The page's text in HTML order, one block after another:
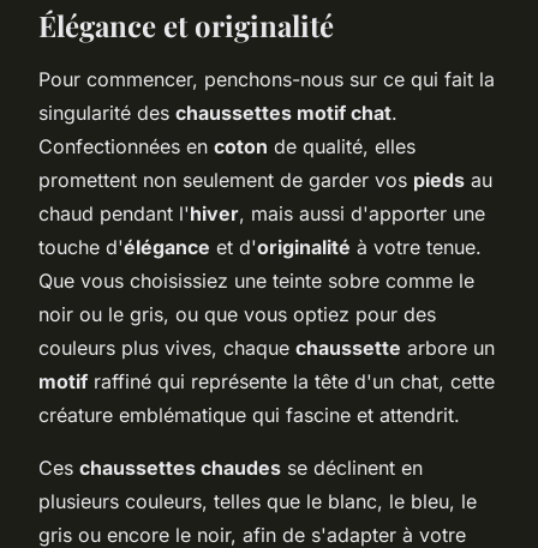
Élégance et originalité
Pour commencer, penchons-nous sur ce qui fait la
singularité des chaussettes motif chat.
Confectionnées en coton de qualité, elles
promettent non seulement de garder vos pieds au
chaud pendant l'hiver, mais aussi d'apporter une
touche d'élégance et d'originalité à votre tenue.
Que vous choisissiez une teinte sobre comme le
noir ou le gris, ou que vous optiez pour des
couleurs plus vives, chaque chaussette arbore un
motif raffiné qui représente la tête d'un chat, cette
créature emblématique qui fascine et attendrit.
Ces chaussettes chaudes se déclinent en
plusieurs couleurs, telles que le blanc, le bleu, le
gris ou encore le noir, afin de s'adapter à votre